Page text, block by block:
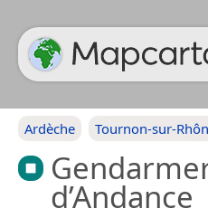
Ardèche Tournon-sur-
d’Andance